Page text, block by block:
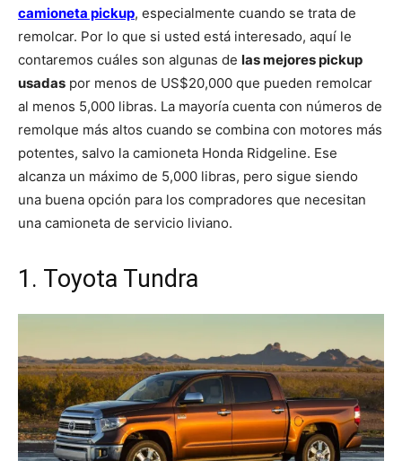
camioneta pickup, especialmente cuando se trata de
remolcar. Por lo que si usted está interesado, aquí le
contaremos cuáles son algunas de las mejores pickup
usadas por menos de US$20,000 que pueden remolcar
al menos 5,000 libras. La mayoría cuenta con números de
remolque más altos cuando se combina con motores más
potentes, salvo la camioneta Honda Ridgeline. Ese
alcanza un máximo de 5,000 libras, pero sigue siendo
una buena opción para los compradores que necesitan
una camioneta de servicio liviano.
1. Toyota Tundra